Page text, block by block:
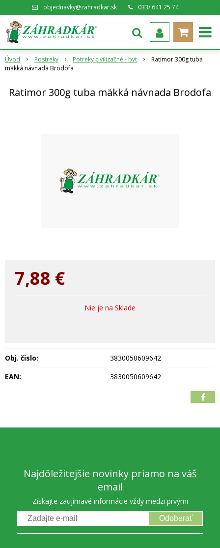
objednavky@zahradkar.sk 033/ 641 25 74
Úvod Postreky Potreky civilizačné - byt
Ratimor 300g tuba
mäkká návnada Brodofa
Ratimor 300g tuba mäkká návnada Brodofa
7,88 €
Nie je na Sklade
Obj. čislo:
3830050609642
EAN:
3830050609642
Najdôležitejšie novinky priamo na váš
email
Získajte zaujímavé informácie vždy medzi prvými
Odoberať